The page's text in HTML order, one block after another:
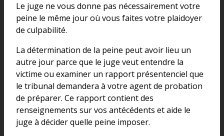
Le juge ne vous donne pas nécessairement votre
peine le même jour où vous faites votre plaidoyer
de culpabilité.
La détermination de la peine peut avoir lieu un
autre jour parce que le juge veut entendre la
victime ou examiner un rapport présentenciel que
le tribunal demandera à votre agent de probation
de préparer. Ce rapport contient des
renseignements sur vos antécédents et aide le
juge à décider quelle peine imposer.